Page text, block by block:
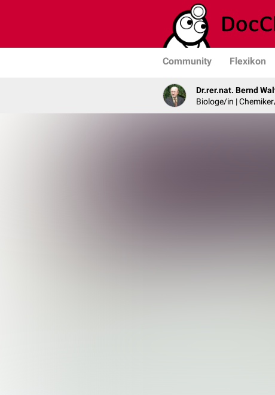
Community Flexikon
Dr.rer.nat. Bernd
Biologe/in |